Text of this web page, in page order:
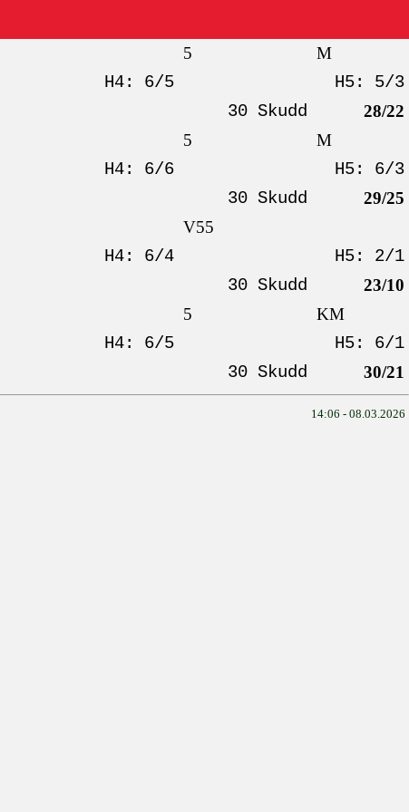
5 M
H4: 6/5
H5: 5/3
30 Skudd
28/22
5 M
H4: 6/6
H5: 6/3
30 Skudd
29/25
V55
H4: 6/4
H5: 2/1
30 Skudd
23/10
5 KM
H4: 6/5
H5: 6/1
30 Skudd
30/21
14:06 - 08.03.2026